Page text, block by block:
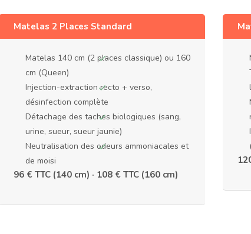
Matelas 2 Places Standard
Matelas 140 cm (2 places classique) ou 160
cm (Queen)
Injection-extraction recto + verso,
désinfection complète
Détachage des taches biologiques (sang,
urine, sueur, sueur jaunie)
Neutralisation des odeurs ammoniacales et
de moisi
96 € TTC (140 cm) · 108 € TTC (160 cm)